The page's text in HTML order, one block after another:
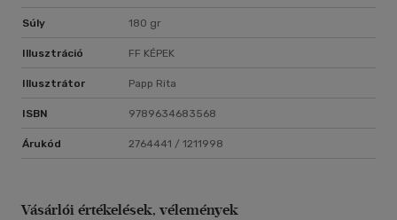
Súly 180 gr
Illusztráció FF KÉPEK
Illusztrátor Papp Rita
ISBN 9789634683568
Árukód 2764441 / 1211998
Vásárlói értékelések, vélemények